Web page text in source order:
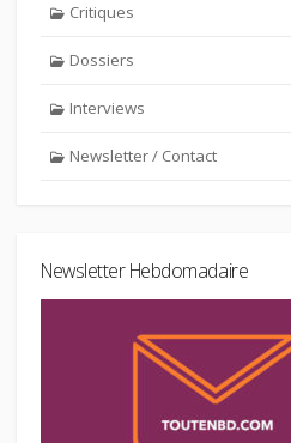
Critiques
Dossiers
Interviews
Newsletter / Contact
Newsletter Hebdomadaire